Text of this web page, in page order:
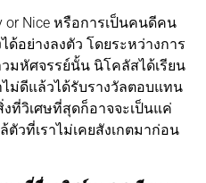
or Nice หรือการเป็นคนดีคน
ด้อย่างลงตัว โดยระหว่างการ
มหัศจรรย์นั้น นิโคลัสได้เรียน
ม่ดีแล้วได้รับรางวัลตอบแทน
ที่วิเศษที่สุดก็อาจจะเป็นแค่
ตัวที่เราไม่เคยสังเกตมาก่อน